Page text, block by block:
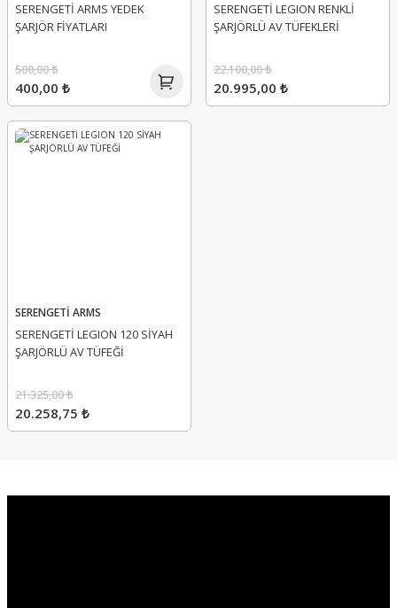
SERENGETİ ARMS YEDEK
ŞARJÖR FİYATLARI
400,00 ₺
500,00 ₺
SERENGETİ LEGION RENKLİ
ŞARJÖRLÜ AV TÜFEKLERİ
20.995,00 ₺
22.100,00 ₺
SERENGETİ ARMS
SERENGETİ LEGION 120 SİYAH
ŞARJÖRLÜ AV TÜFEĞİ
20.258,75 ₺
21.325,00 ₺